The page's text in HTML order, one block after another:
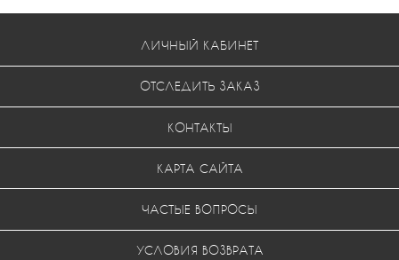
ЛИЧНЫЙ КАБИНЕТ
ОТСЛЕДИТЬ ЗАКАЗ
КОНТАКТЫ
КАРТА САЙТА
ЧАСТЫЕ ВОПРОСЫ
УСЛОВИЯ ВОЗВРАТА